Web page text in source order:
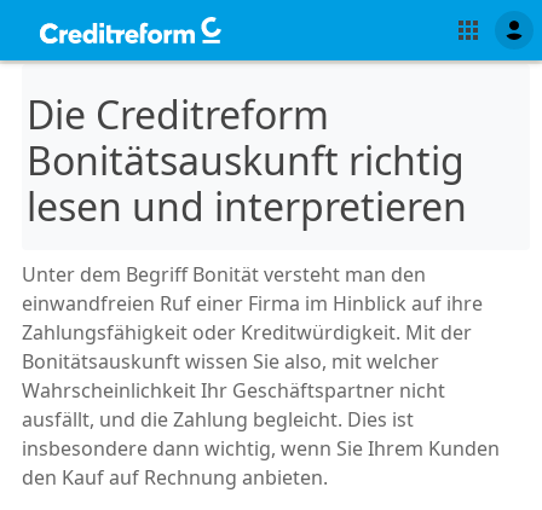
Die Creditreform
Bonitätsauskunft richtig
lesen und interpretieren
Unter dem Begriff Bonität versteht man den
einwandfreien Ruf einer Firma im Hinblick auf ihre
Zahlungsfähigkeit oder Kreditwürdigkeit. Mit der
Bonitätsauskunft wissen Sie also, mit welcher
Wahrscheinlichkeit Ihr Geschäftspartner nicht
ausfällt, und die Zahlung begleicht. Dies ist
insbesondere dann wichtig, wenn Sie Ihrem Kunden
den Kauf auf Rechnung anbieten.